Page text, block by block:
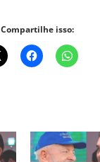
Compartilhe isso: